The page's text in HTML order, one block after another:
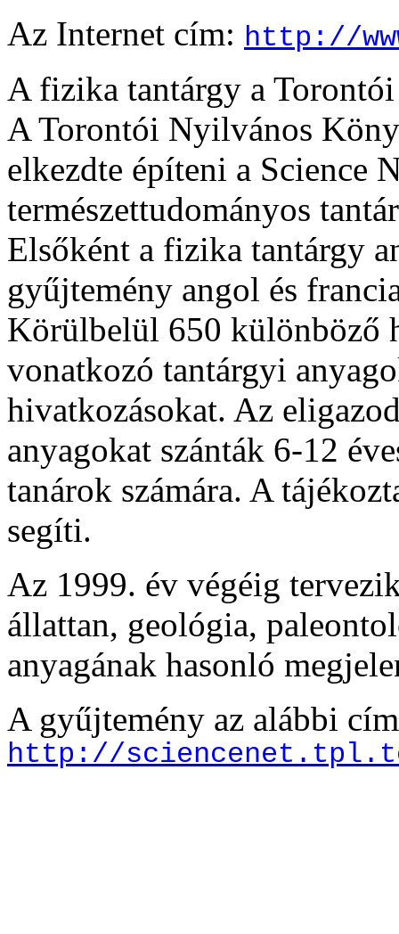
Az Internet cím: http://
A fizika tantárgy a
A Torontói Nyilvános
elkezdte építeni a Science
természettudományos
Elsőként a fizika tantárgy
gyűjtemény angol és
Körülbelül 650 különböző
vonatkozó tantárgyi
hivatkozásokat. Az
anyagokat szánták 6-12
tanárok számára. A
segíti.
Az 1999. év végéig
állattan, geológia,
anyagának hasonló
A gyűjtemény az alábbi
http://